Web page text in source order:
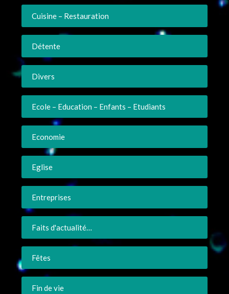
Cuisine – Restauration
Détente
Divers
Ecole – Education – Enfants – Etudiants
Economie
Eglise
Entreprises
Faits d'actualité…
Fêtes
Fin de vie